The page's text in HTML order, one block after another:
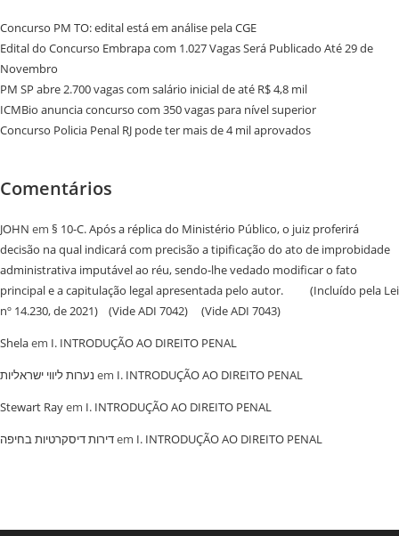
Concurso PM TO: edital está em análise pela CGE
Edital do Concurso Embrapa com 1.027 Vagas Será Publicado Até 29 de
Novembro
PM SP abre 2.700 vagas com salário inicial de até R$ 4,8 mil
ICMBio anuncia concurso com 350 vagas para nível superior
Concurso Policia Penal RJ pode ter mais de 4 mil aprovados
Comentários
JOHN em § 10-C. Após a réplica do Ministério Público, o juiz proferirá
decisão na qual indicará com precisão a tipificação do ato de improbidade
administrativa imputável ao réu, sendo-lhe vedado modificar o fato
principal e a capitulação legal apresentada pelo autor. (Incluído pela Lei
nº 14.230, de 2021) (Vide ADI 7042) (Vide ADI 7043)
Shelaem I. INTRODUÇÃO AO DIREITO PENAL
נערות ליווי ישראליות em I. INTRODUÇÃO AO DIREITO PENAL
Stewart Rayem I. INTRODUÇÃO AO DIREITO PENAL
‏דירות דיסקרטיות בחיפהem I. INTRODUÇÃO AO DIREITO PENAL